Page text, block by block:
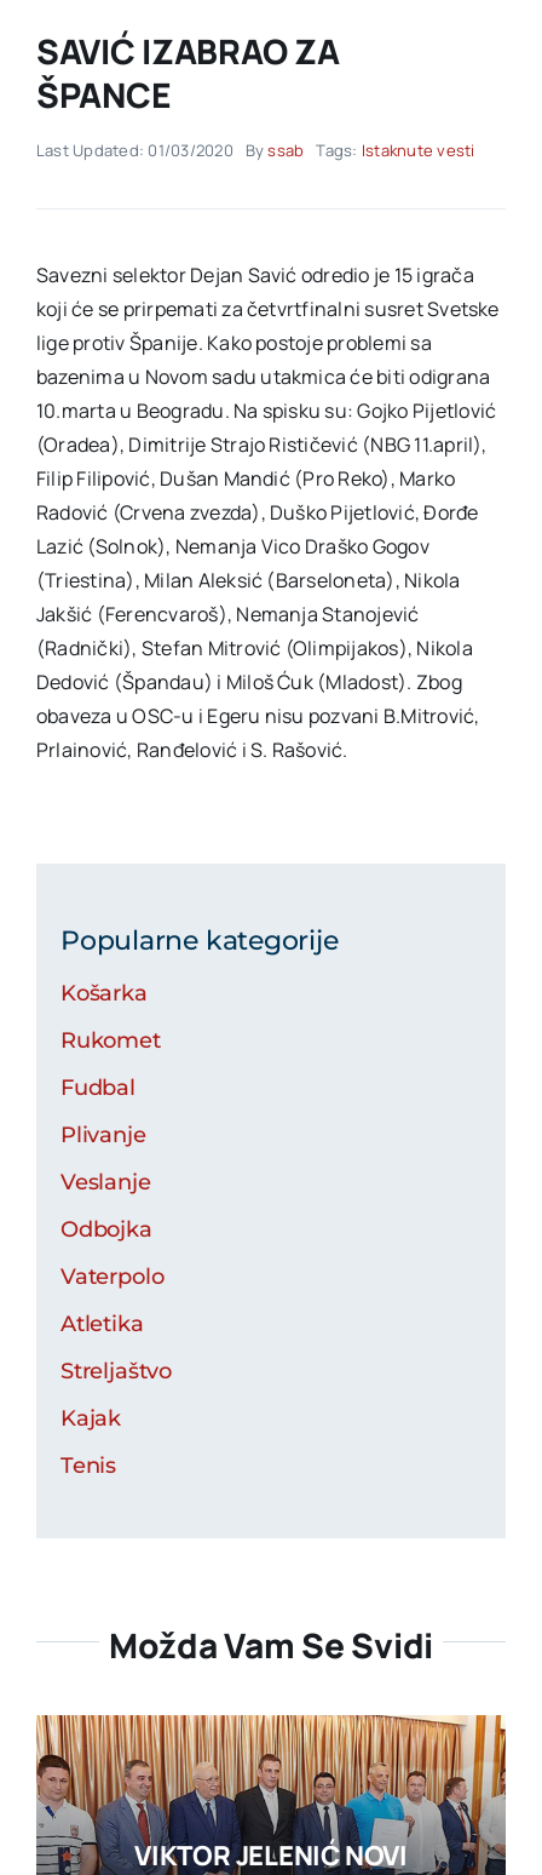
Akti SSAB
Kontakt
SAVIĆ IZABRAO ZA
ŠPANCE
Last Updated: 01/03/2020 Byssab Tags: Istaknute vesti
Savezni selektor Dejan Savić odredio je 15 igrača
koji će se prirpemati za četvrtfinalni susret Svetske
lige protiv Španije. Kako postoje problemi sa
bazenima u Novom sadu utakmica će biti odigrana
10.marta u Beogradu. Na spisku su: Gojko Pijetlović
(Oradea), Dimitrije Strajo Rističević (NBG 11.april),
Filip Filipović, Dušan Mandić (Pro Reko), Marko
Radović (Crvena zvezda), Duško Pijetlović, Đorđe
Lazić (Solnok), Nemanja Vico Draško Gogov
(Triestina), Milan Aleksić (Barseloneta), Nikola
Jakšić (Ferencvaroš), Nemanja Stanojević
(Radnički), Stefan Mitrović (Olimpijakos), Nikola
Dedović (Špandau) i Miloš Ćuk (Mladost). Zbog
obaveza u OSC-u i Egeru nisu pozvani B.Mitrović,
Prlainović, Ranđelović i S. Rašović.
Popularne kategorije
Košarka
Rukomet
Fudbal
Plivanje
Veslanje
Odbojka
Vaterpolo
Atletika
Streljaštvo
Kajak
Tenis
Možda Vam Se Svidi
VIKTOR JELENIĆ NOVI